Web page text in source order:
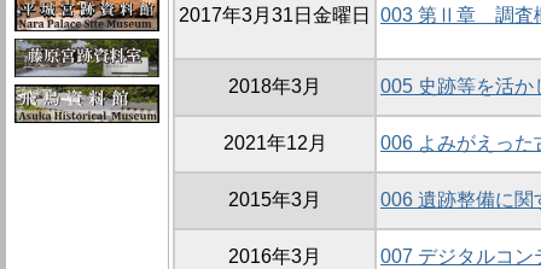
2017年3月31日金曜日 003 第Ⅱ章 調査
2018年3月 005 史跡等を活か
2021年12月 006 よみがえった
2015年3月 006 遺跡整備に関
2016年3月 007 デジタルコン